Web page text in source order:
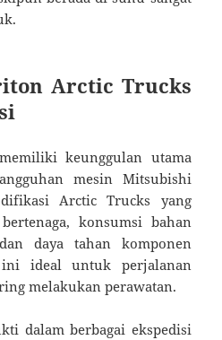
Arctic Trucks
keunggulan utama
mesin Mitsubishi
Arctic Trucks yang
konsumsi bahan
daya tahan komponen
ini ideal untuk perjalanan
melakukan perawatan.
dalam berbagai ekspedisi